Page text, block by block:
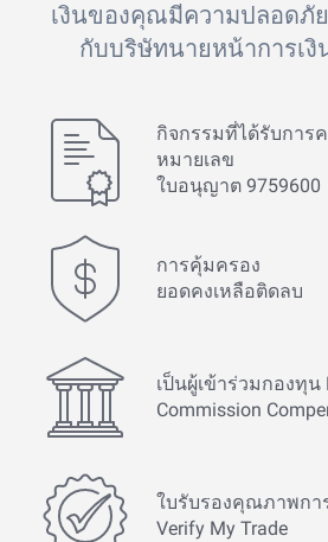
เงินของคุณมีความปลอดภั
กับบริษัทนายหน้าการเงิ
กิจกรรมที่ได้รับการ
หมายเลข
ใบอนุญาต 9759600
การคุ้มครอง
ยอดคงเหลือติดลบ
เป็นผู้เข้าร่วมกองทุน
Commission
ใบรับรองคุณภาพกา
Verify My Trade